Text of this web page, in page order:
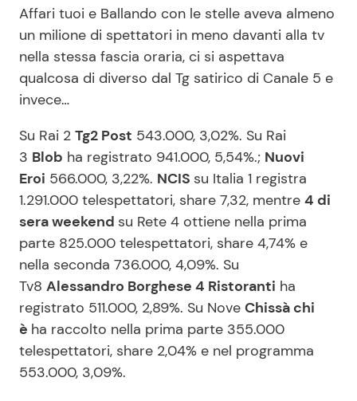
Affari tuoi e Ballando con le stelle aveva almeno
un milione di spettatori in meno davanti alla tv
nella stessa fascia oraria, ci si aspettava
qualcosa di diverso dal Tg satirico di Canale 5 e
invece…
Su Rai 2 Tg2 Post 543.000, 3,02%. Su Rai
3 Blob ha registrato 941.000, 5,54%.; Nuovi
Eroi 566.000, 3,22%. NCIS su Italia 1 registra
1.291.000 telespettatori, share 7,32, mentre 4 di
sera weekend su Rete 4 ottiene nella prima
parte 825.000 telespettatori, share 4,74% e
nella seconda 736.000, 4,09%. Su
Tv8 Alessandro Borghese 4 Ristoranti ha
registrato 511.000, 2,89%. Su Nove Chissà chi
è ha raccolto nella prima parte 355.000
telespettatori, share 2,04% e nel programma
553.000, 3,09%.